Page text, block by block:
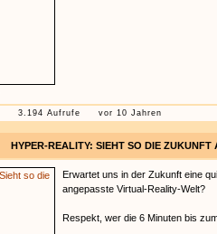
3.194 Aufrufe vor 10 Jahren
HYPER-REALITY: SIEHT SO DIE ZUKUNFT
Erwartet uns in der Zukunft eine
angepasste Virtual-Reality-Welt?
Respekt, wer die 6 Minuten bis